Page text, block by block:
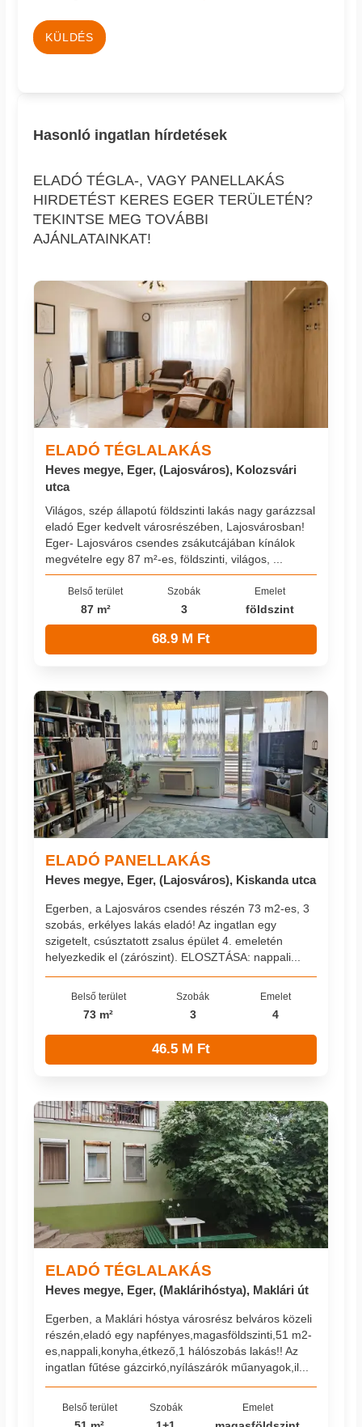
KÜLDÉS
Hasonló ingatlan hírdetések
ELADÓ TÉGLA-, VAGY PANELLAKÁS
HIRDETÉST KERES EGER TERÜLETÉN?
TEKINTSE MEG TOVÁBBI
AJÁNLATAINKAT!
ELADÓ TÉGLALAKÁS
Heves megye, Eger, (Lajosváros), Kolozsvári
utca
Világos, szép állapotú földszinti lakás nagy garázzsal
eladó Eger kedvelt városrészében, Lajosvárosban!
Eger- Lajosváros csendes zsákutcájában kínálok
megvételre egy 87 m²-es, földszinti, világos, ...
Belső terület
87 m²
Szobák
3
Emelet
földszint
68.9 M Ft
ELADÓ PANELLAKÁS
Heves megye, Eger, (Lajosváros), Kiskanda utca
Egerben, a Lajosváros csendes részén 73 m2-es, 3
szobás, erkélyes lakás eladó! Az ingatlan egy
szigetelt, csúsztatott zsalus épület 4. emeletén
helyezkedik el (zárószint). ELOSZTÁSA: nappali...
Belső terület
73 m²
Szobák
3
Emelet
4
46.5 M Ft
ELADÓ TÉGLALAKÁS
Heves megye, Eger, (Maklárihóstya), Maklári út
Egerben, a Maklári hóstya városrész belváros közeli
részén,eladó egy napfényes,magasföldszinti,51 m2-
es,nappali,konyha,étkező,1 hálószobás lakás!! Az
ingatlan fűtése gázcirkó,nyílászárók műanyagok,il...
Belső terület Szobák Emelet